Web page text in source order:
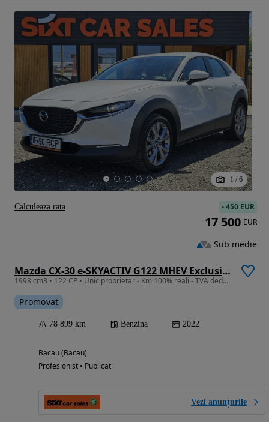
1 / 6
Mazda CX-30 e-SKYACTIV G122 MHEV Exclusive-line
1998 cm3 • 122 CP • Unic proprietar - Km 100% reali - TVA deductibil
Promovat
78 899 km Benzina 2022
Bacau (Bacau)
Profesionist • Publicat
Vezi anunțurile
-450 EUR
17 500 EUR
Sub medie
Calculeaza rata